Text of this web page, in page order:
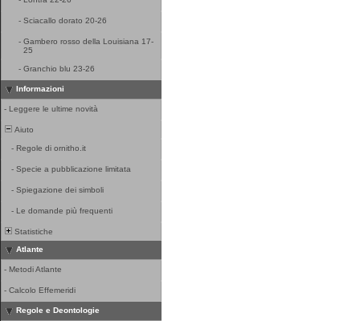
- Sciacallo dorato 20-26
- Gambero rosso della Louisiana 17-
25
- Granchio blu 23-26
Informazioni
- Leggere le ultime novità
Aiuto
- Regole di ornitho.it
- Specie a pubblicazione limitata
- Spiegazione dei simboli
- Le domande più frequenti
Statistiche
Atlante
- Metodi Atlante
- Calcolo Effemeridi
Regole e Deontologie